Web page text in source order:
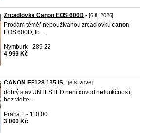
Zrcadlovka Canon EOS 600D - [6.8. 2026]
Prodám téměř nepoužívanou zrcadlovku canon
EOS 600D, to ...
Nymburk - 289 22
4 999 Kč
CANON EF128 135 IS - [6.8. 2026]
dobrý stav UNTESTED není důvod nefunkčnosti,
bez vidite ...
Praha 1 - 110 00
3 000 Kč